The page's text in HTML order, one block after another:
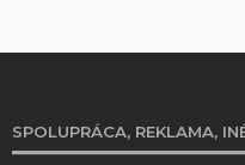
SPOLUPRÁCA, REKLAMA,